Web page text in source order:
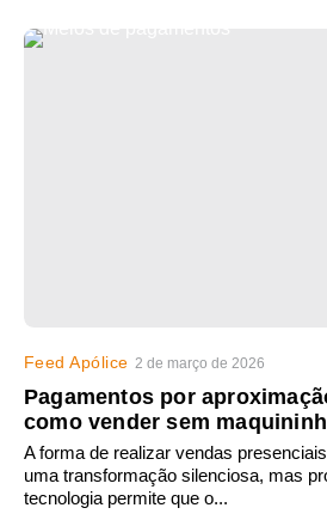
Feed Apólice 2 de março de 2026
Pagamentos por
como vender sem
A forma de realizar vendas
uma transformação silenciosa, mas
tecnologia permite que o...